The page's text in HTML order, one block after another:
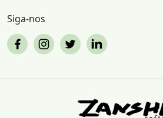
Siga-nos